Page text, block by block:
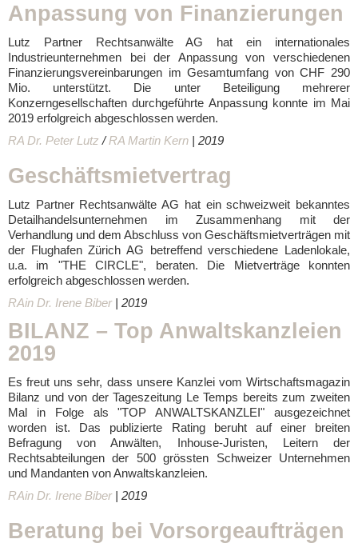
Anpassung von Finanzierungen
Lutz Partner Rechtsanwälte AG hat ein internationales
Industrieunternehmen bei der Anpassung von verschiedenen
Finanzierungsvereinbarungen im Gesamtumfang von CHF 290
Mio. unterstützt. Die unter Beteiligung mehrerer
Konzerngesellschaften durchgeführte Anpassung konnte im Mai
2019 erfolgreich abgeschlossen werden.
RA Dr. Peter Lutz /RA Martin Kern | 2019
Geschäftsmietvertrag
Lutz Partner Rechtsanwälte AG hat ein schweizweit bekanntes
Detailhandelsunternehmen im Zusammenhang mit der
Verhandlung und dem Abschluss von Geschäftsmietverträgen mit
der Flughafen Zürich AG betreffend verschiedene Ladenlokale,
u.a. im "THE CIRCLE", beraten. Die Mietverträge konnten
erfolgreich abgeschlossen werden.
RAin Dr. Irene Biber| 2019
BILANZ – Top Anwaltskanzleien
2019
Es freut uns sehr, dass unsere Kanzlei vom Wirtschaftsmagazin
Bilanz und von der Tageszeitung Le Temps bereits zum zweiten
Mal in Folge als "TOP ANWALTSKANZLEI" ausgezeichnet
worden ist. Das publizierte Rating beruht auf einer breiten
Befragung von Anwälten, Inhouse-Juristen, Leitern der
Rechtsabteilungen der 500 grössten Schweizer Unternehmen
und Mandanten von Anwaltskanzleien.
RAin Dr. Irene Biber| 2019
Beratung bei Vorsorgeaufträgen